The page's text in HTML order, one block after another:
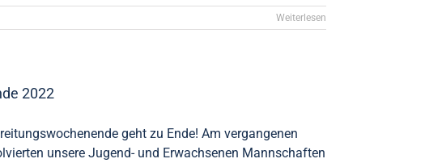
Weiterlesen
2022
geht zu Ende! Am vergangenen
unsere Jugend- und Erwachsenen Mannschaften